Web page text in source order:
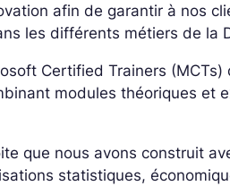
afin de garantir à nos
les différents métiers de la
Certified Trainers (MCTs)
modules théoriques et
que nous avons construit
statistiques,